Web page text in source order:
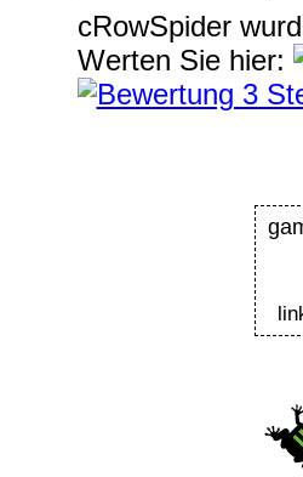
cRowSpider
Werten Sie hier: